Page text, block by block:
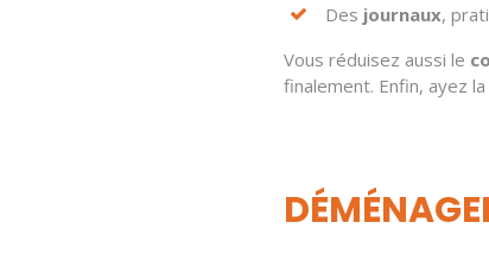
Des journaux,
Vous réduisez aussi le
finalement. Enfin, ayez